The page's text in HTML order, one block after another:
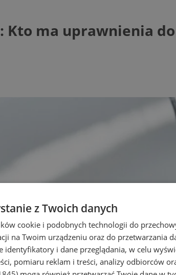
Kto ma uprawnienia
z Twoich danych
cookie i podobnych technologii do
na Twoim urządzeniu oraz do przetwarzania
identyfikatory i dane przeglądania, w celu
pomiaru reklam i treści, analizy odbiorców